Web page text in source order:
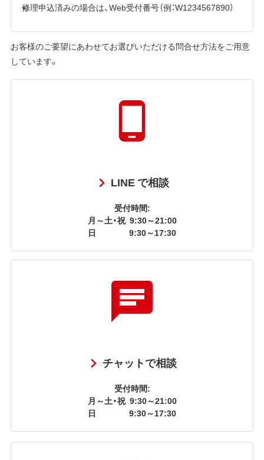
修理申込済みの場合は、Web受付番号（例：W1234567890）
お客様のご要望にあわせてお選びいただける問合せ方法をご用意
しています。
LINE で相談
受付時間:
月～土・祝 9:30～21:00
日
9:30～17:30
チャットで相談
受付時間:
月～土・祝 9:30～21:00
日
9:30～17:30